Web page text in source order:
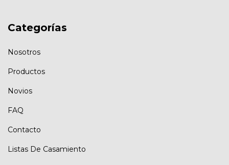
Categorías
Nosotros
Productos
Novios
FAQ
Contacto
Listas De Casamiento